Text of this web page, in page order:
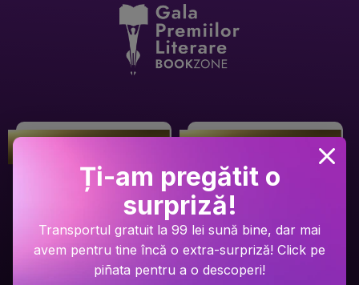
Ți-am pregătit o
surpriză!
Transportul gratuit la 99 lei sună bine, dar mai
avem pentru tine încă o extra-surpriză! Click pe
piñata pentru a o descoperi!